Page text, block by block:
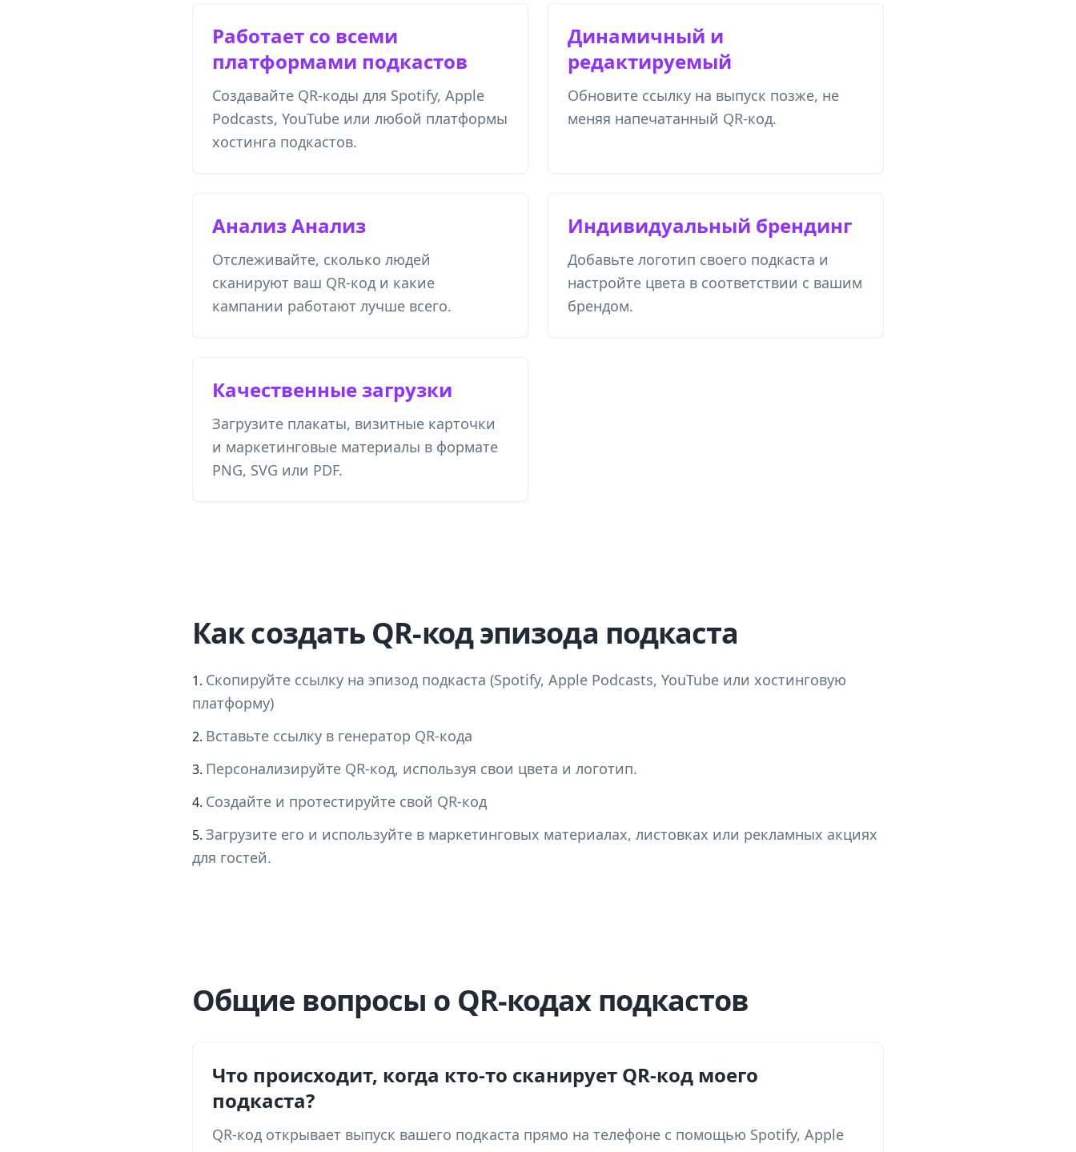
Работает со всеми
платформами подкастов
Создавайте QR-коды для Spotify, Apple
Podcasts, YouTube или любой платформы
хостинга подкастов.
Динамичный и
редактируемый
Обновите ссылку на выпуск позже, не
меняя напечатанный QR-код.
Анализ Анализ
Отслеживайте, сколько людей
сканируют ваш QR-код и какие
кампании работают лучше всего.
Индивидуальный брендинг
Добавьте логотип своего подкаста и
настройте цвета в соответствии с вашим
брендом.
Качественные загрузки
Загрузите плакаты, визитные карточки
и маркетинговые материалы в формате
PNG, SVG или PDF.
Как создать QR-код эпизода подкаста
Скопируйте ссылку на эпизод подкаста (Spotify, Apple Podcasts, YouTube или хостинговую
платформу)
Вставьте ссылку в генератор QR-кода
Персонализируйте QR-код, используя свои цвета и логотип.
Создайте и протестируйте свой QR-код
Загрузите его и используйте в маркетинговых материалах, листовках или рекламных акциях
для гостей.
Общие вопросы о QR-кодах подкастов
Что происходит, когда кто-то сканирует QR-код моего
подкаста?
QR-код открывает выпуск вашего подкаста прямо на телефоне с помощью Spotify, Apple